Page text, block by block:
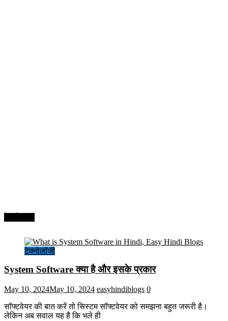
टेक्नोलॉजी
System Software क्या है और इसके प्रकार
May 10, 2024May 10, 2024 easyhindiblogs 0
सॉफ्टवेयर की बात करें तो सिस्टम सॉफ्टवेयर को समझना बहुत जरूरी है।
लेकिन अब सवाल यह है कि भले ही